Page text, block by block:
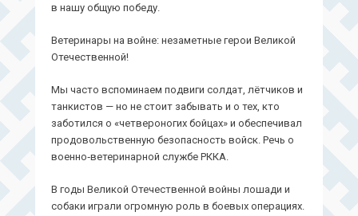
в нашу общую победу.
Ветеринары на войне: незаметные герои Великой
Отечественной!
Мы часто вспоминаем подвиги солдат, лётчиков и
танкистов — но не стоит забывать и о тех, кто
заботился о «четвероногих бойцах» и обеспечивал
продовольственную безопасность войск. Речь о
военно‑ветеринарной службе РККА.
В годы Великой Отечественной войны лошади и
собаки играли огромную роль в боевых операциях.